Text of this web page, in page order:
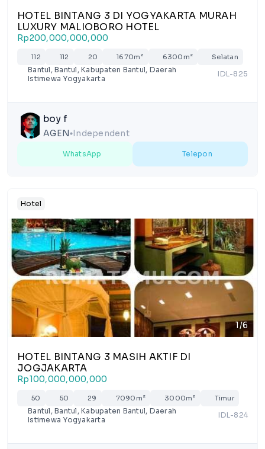
HOTEL BINTANG 3 DI YOGYAKARTA MURAH
LUXURY MALIOBORO HOTEL
Rp200,000,000,000
112 112 20 1670m² 6300m² Selatan
Bantul, Bantul, Kabupaten Bantul, Daerah
Istimewa Yogyakarta
IDL-825
boy f
AGEN lens Independent
WhatsApp Telepon
Hotel
1/6
HOTEL BINTANG 3 MASIH AKTIF DI
JOGJAKARTA
Rp100,000,000,000
50 50 29 7090m² 3000m² Timur
Bantul, Bantul, Kabupaten Bantul, Daerah
Istimewa Yogyakarta
IDL-824